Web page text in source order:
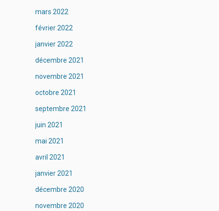
mars 2022
février 2022
janvier 2022
décembre 2021
novembre 2021
octobre 2021
septembre 2021
juin 2021
mai 2021
avril 2021
janvier 2021
décembre 2020
novembre 2020